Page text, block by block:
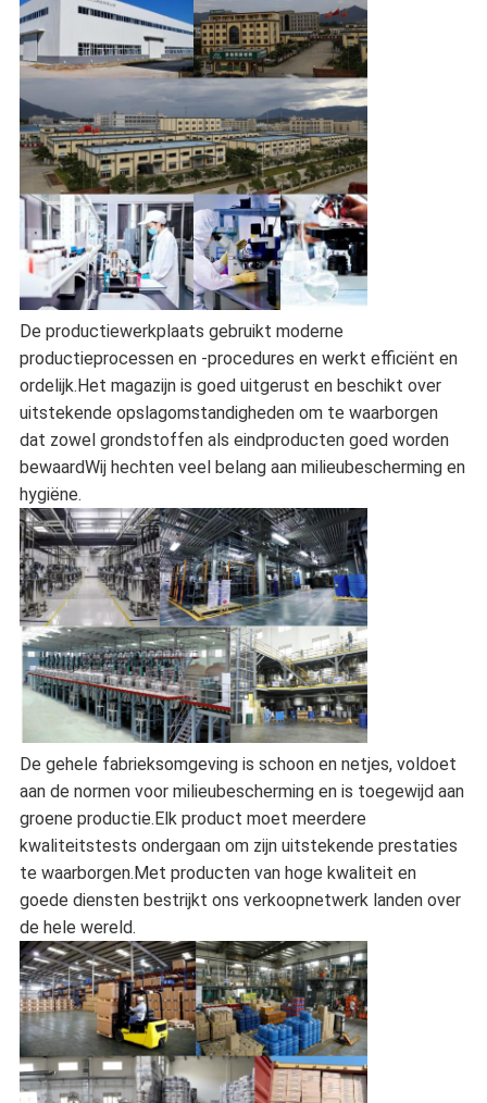
De productiewerkplaats gebruikt moderne
productieprocessen en -procedures en werkt efficiënt en
ordelijk.Het magazijn is goed uitgerust en beschikt over
uitstekende opslagomstandigheden om te waarborgen
dat zowel grondstoffen als eindproducten goed worden
bewaardWij hechten veel belang aan milieubescherming en
hygiëne.
De gehele fabrieksomgeving is schoon en netjes, voldoet
aan de normen voor milieubescherming en is toegewijd aan
groene productie.Elk product moet meerdere
kwaliteitstests ondergaan om zijn uitstekende prestaties
te waarborgen.Met producten van hoge kwaliteit en
goede diensten bestrijkt ons verkoopnetwerk landen over
de hele wereld.